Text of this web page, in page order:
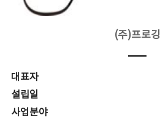
(주)프로깅
대표자
설립일
사업분야